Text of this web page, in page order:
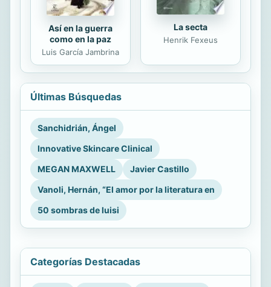
Así en la guerra
como en la paz
Luis García Jambrina
La secta
Henrik Fexeus
Últimas Búsquedas
Sanchidrián, Ángel
Innovative Skincare Clinical
MEGAN MAXWELL
Javier Castillo
Vanoli, Hernán, “El amor por la literatura en
50 sombras de luisi
Categorías Destacadas